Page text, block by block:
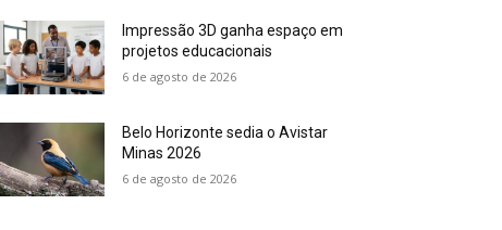
Impressão 3D ganha espaço em
projetos educacionais
6 de agosto de 2026
Belo Horizonte sedia o Avistar
Minas 2026
6 de agosto de 2026